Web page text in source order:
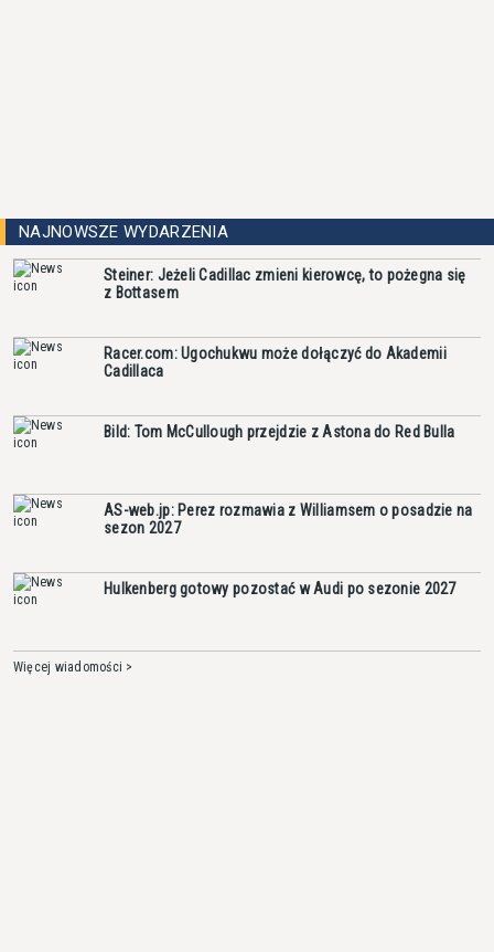
NAJNOWSZE WYDARZENIA
Steiner: Jeżeli Cadillac zmieni kierowcę, to pożegna się
z Bottasem
Racer.com: Ugochukwu może dołączyć do Akademii
Cadillaca
Bild: Tom McCullough przejdzie z Astona do Red Bulla
AS-web.jp: Perez rozmawia z Williamsem o posadzie na
sezon 2027
Hulkenberg gotowy pozostać w Audi po sezonie 2027
Więcej wiadomości >